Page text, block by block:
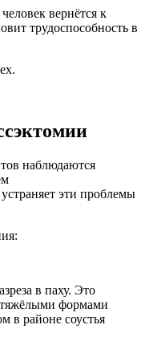
вернётся к
трудоспособность в
наблюдаются
эти проблемы
в паху. Это
тяжёлыми формами
в районе соустья